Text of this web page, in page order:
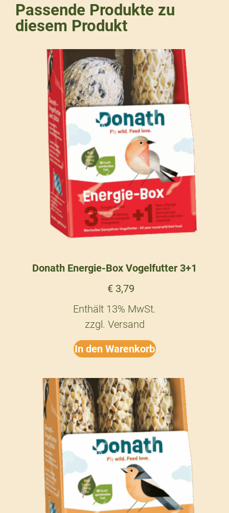
Passende Produkte zu
diesem Produkt
Donath Energie-Box Vogelfutter 3+1
€ 3,79
Enthält 13% MwSt.
zzgl. Versand
In den Warenkorb